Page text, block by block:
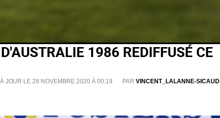
1986 REDIFFUSÉ CE
JOUR LE 28 NOVEMBRE 2020 À 00:19 PAR VINCENT_LALANNE-SICAUD